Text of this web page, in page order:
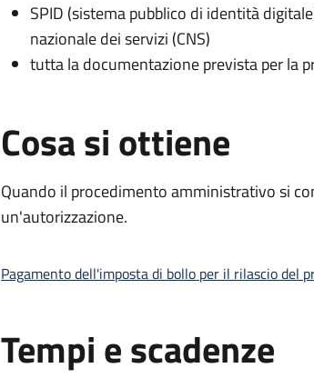
SPID (sistema pubblico di identità
nazionale dei servizi (CNS)
tutta la documentazione prevista per la
Cosa si ottiene
Quando il procedimento amministrativo si
un'autorizzazione.
Pagamento dell'imposta di bollo per il rilascio del
Tempi e scadenze